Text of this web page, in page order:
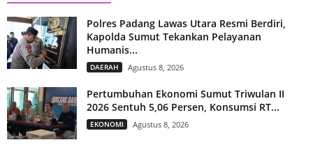
Polres Padang Lawas Utara Resmi Berdiri,
Kapolda Sumut Tekankan Pelayanan
Humanis...
DAERAH Agustus 8, 2026
Pertumbuhan Ekonomi Sumut Triwulan II
2026 Sentuh 5,06 Persen, Konsumsi RT...
EKONOMI Agustus 8, 2026